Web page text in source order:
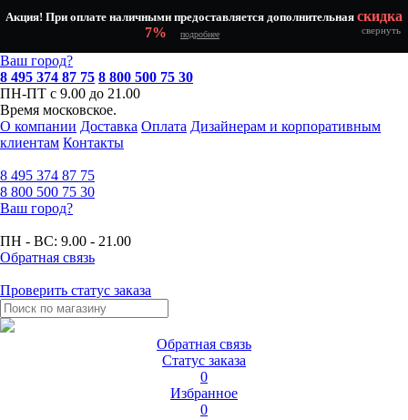
Акция! При оплате наличными предоставляется дополнительная скидка
7%
подробнее свернуть
Ваш город?
8 495 374 87 75 8 800 500 75 30
ПН-ПТ с 9.00 до 21.00
Время московское.
О компании Доставка Оплата Дизайнерам и корпоративным
клиентам Контакты
8 495 374 87 75
8 800 500 75 30
Ваш город?
ПН - ВС: 9.00 - 21.00
Обратная связь
Проверить статус заказа
Обратная связь
Статус заказа
0
Избранное
0